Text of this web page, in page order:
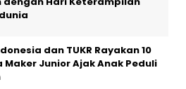
dan TUKR Rayakan 10
Maker Junior Ajak Anak Peduli